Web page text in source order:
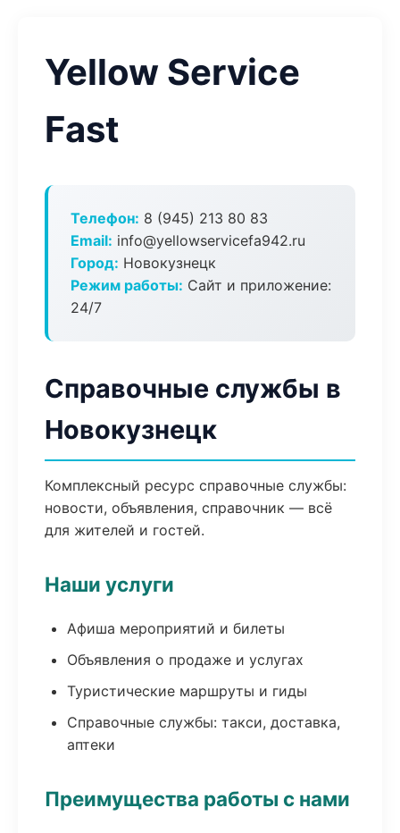
Yellow Service
Fast
Телефон: 8 (945) 213 80 83
Email: info@yellowservicefa942.ru
Город: Новокузнецк
Режим работы: Сайт и приложение:
24/7
Справочные службы в
Новокузнецк
Комплексный ресурс справочные службы:
новости, объявления, справочник — всё
для жителей и гостей.
Наши услуги
Афиша мероприятий и билеты
Объявления о продаже и услугах
Туристические маршруты и гиды
Справочные службы: такси, доставка,
аптеки
Преимущества работы с нами